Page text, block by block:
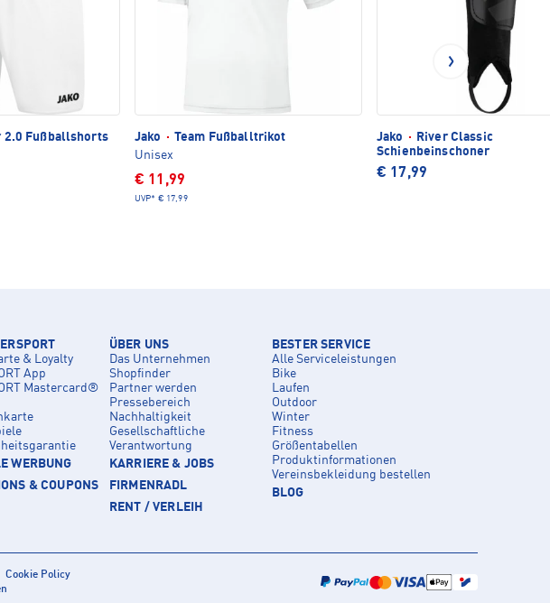
2.0 Fußballshorts
Jako · Team Fußballtrikot
Unisex
€ 11,99
UVP* € 17,99
Jako ·
River Classic
Schienbeinschoner
€ 17,99
& Loyalty
App
Mastercard®
WERBUNG
& COUPONS
ÜBER UNS
Das Unternehmen
Shopfinder
Partner werden
Pressebereich
Nachhaltigkeit
Gesellschaftliche
Verantwortung
KARRIERE & JOBS
FIRMENRADL
RENT / VERLEIH
BESTER SERVICE
Alle Serviceleistungen
Bike
Laufen
Outdoor
Winter
Fitness
Größentabellen
Produktinformationen
Vereinsbekleidung bestellen
BLOG
Cookie Policy